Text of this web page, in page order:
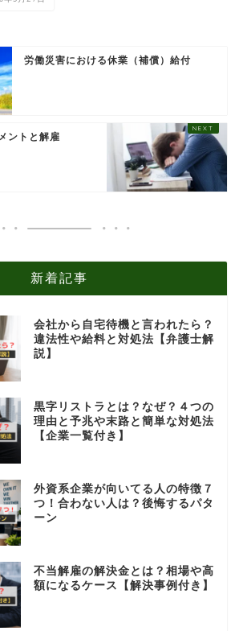
労働災害における休業（補償）給付
ントと解雇
新着記事
会社から自宅待機と言われたら？
違法性や給料と対処法【弁護士解
説】
黒字リストラとは？なぜ？４つの
理由と予兆や末路と簡単な対処法
【企業一覧付き】
外資系企業が向いてる人の特徴７
つ！合わない人は？後悔するパタ
ーン
不当解雇の解決金とは？相場や高
額になるケース【解決事例付き】